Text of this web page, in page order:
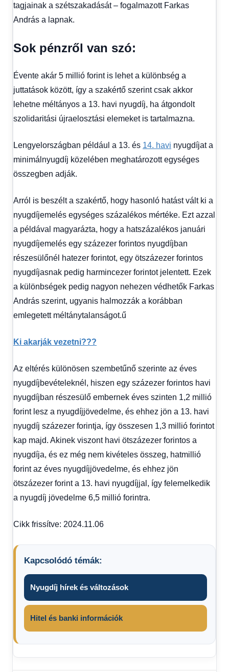
tagjainak a szétszakadását – fogalmazott Farkas
András a lapnak.
Sok pénzről van szó:
Évente akár 5 millió forint is lehet a különbség a
juttatások között, így a szakértő szerint csak akkor
lehetne méltányos a 13. havi nyugdíj, ha átgondolt
szolidaritási újraelosztási elemeket is tartalmazna.
Lengyelországban például a 13. és 14. havi nyugdíjat a
minimálnyugdíj közelében meghatározott egységes
összegben adják.
Arról is beszélt a szakértő, hogy hasonló hatást vált ki a
nyugdíjemelés egységes százalékos mértéke. Ezt azzal
a példával magyarázta, hogy a hatszázalékos januári
nyugdíjemelés egy százezer forintos nyugdíjban
részesülőnél hatezer forintot, egy ötszázezer forintos
nyugdíjasnak pedig harmincezer forintot jelentett. Ezek
a különbségek pedig nagyon nehezen védhetők Farkas
András szerint, ugyanis halmozzák a korábban
emlegetett méltánytalanságot.ű
Ki akarják vezetni???
Az eltérés különösen szembetűnő szerinte az éves
nyugdíjbevételeknél, hiszen egy százezer forintos havi
nyugdíjban részesülő embernek éves szinten 1,2 millió
forint lesz a nyugdíjjövedelme, és ehhez jön a 13. havi
nyugdíj százezer forintja, így összesen 1,3 millió forintot
kap majd. Akinek viszont havi ötszázezer forintos a
nyugdíja, és ez még nem kivételes összeg, hatmillió
forint az éves nyugdíjjövedelme, és ehhez jön
ötszázezer forint a 13. havi nyugdíjjal, így felemelkedik
a nyugdíj jövedelme 6,5 millió forintra.
Cikk frissítve: 2024.11.06
Kapcsolódó témák:
Nyugdíj hírek és változások
Hitel és banki információk